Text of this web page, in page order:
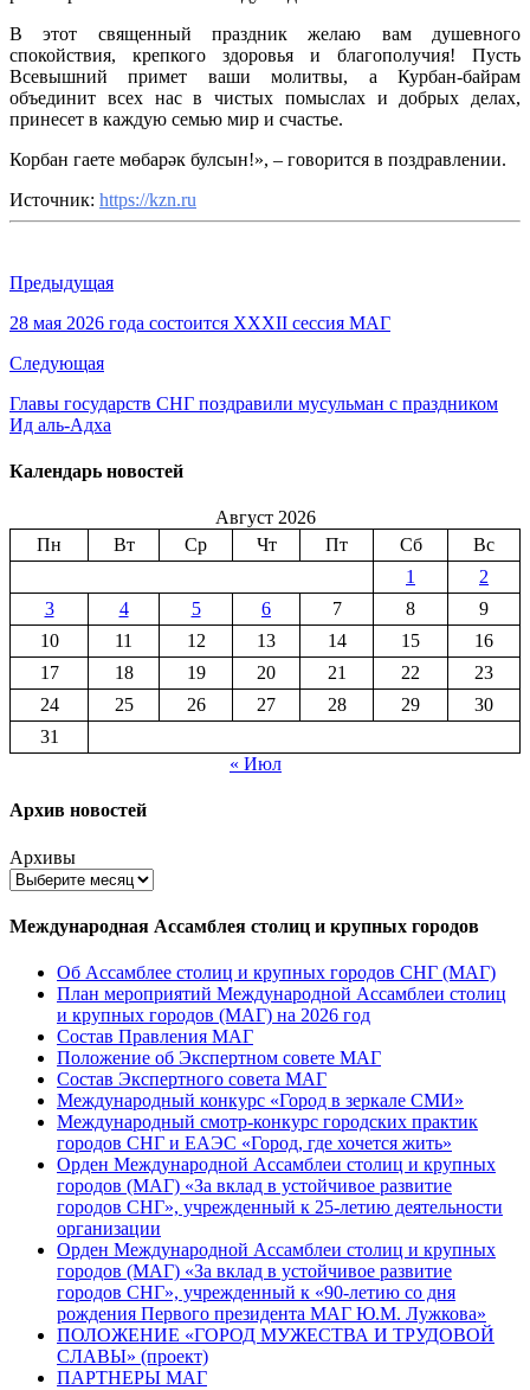
В этот священный праздник желаю вам душевного
спокойствия, крепкого здоровья и благополучия! Пусть
Всевышний примет ваши молитвы, а Курбан-байрам
объединит всех нас в чистых помыслах и добрых делах,
принесет в каждую семью мир и счастье.
Корбан гаете мөбарәк булсын!», – говорится в поздравлении.
Источник: https://kzn.ru
Предыдущая
28 мая 2026 года состоится XXXII сессия МАГ
Следующая
Главы государств СНГ поздравили мусульман с праздником
Ид аль-Адха
Календарь новостей
Август 2026
Пн
Вт Ср Чт Пт Сб
Вс
1
2
3
4 5 6 7 8
9
10
11 12 13 14 15
16
17
18 19 20 21 22
23
24
25 26 27 28 29
30
31
« Июл
Архив новостей
Архивы
Международная Ассамблея столиц и крупных городов
Об Ассамблее столиц и крупных городов СНГ (МАГ)
План мероприятий Международной Ассамблеи столиц
и крупных городов (МАГ) на 2026 год
Состав Правления МАГ
Положение об Экспертном совете МАГ
Состав Экспертного совета МАГ
Международный конкурс «Город в зеркале СМИ»
Международный смотр-конкурс городских практик
городов СНГ и ЕАЭС «Город, где хочется жить»
Орден Международной Ассамблеи столиц и крупных
городов (МАГ) «За вклад в устойчивое развитие
городов СНГ», учрежденный к 25-летию деятельности
организации
Орден Международной Ассамблеи столиц и крупных
городов (МАГ) «За вклад в устойчивое развитие
городов СНГ», учрежденный к «90-летию со дня
рождения Первого президента МАГ Ю.М. Лужкова»
ПОЛОЖЕНИЕ «ГОРОД МУЖЕСТВА И ТРУДОВОЙ
СЛАВЫ» (проект)
ПАРТНЕРЫ МАГ